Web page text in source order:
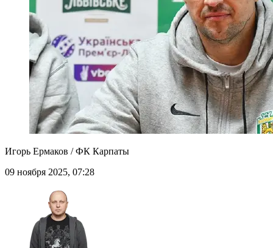
Игорь Ермаков / ФК Карпаты
09 ноября 2025, 07:28